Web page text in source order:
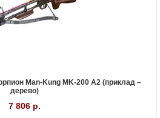
Man-Kung MK-200 A2 (приклад –
дерево)
7 806 р.